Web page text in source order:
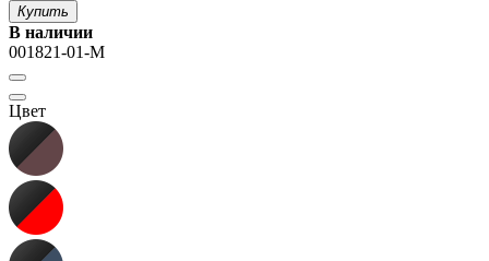
Купить
В наличии
001821-01-M
Цвет